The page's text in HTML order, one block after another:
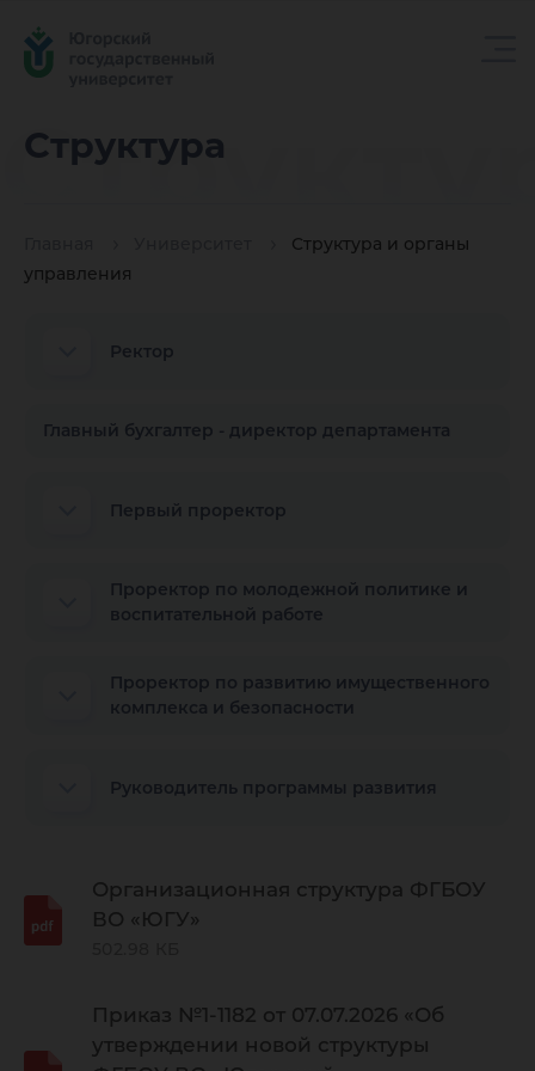
Структура
Структура и органы
управления
Ректор
Главный бухгалтер - директор департамента
Первый проректор
Проректор по молодежной политике и
воспитательной работе
Проректор по развитию имущественного
комплекса и безопасности
Руководитель программы развития
Организационная структура ФГБОУ
ВО «ЮГУ»
Приказ №1-1182 от 07.07.2026 «Об
утверждении новой структуры